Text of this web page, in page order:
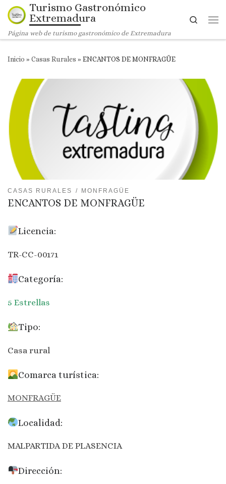
Saltar al contenido
Turismo Gastronómico
Extremadura
Página web de turismo gastronómico de Extremadura
Search
Inicio » Casas Rurales » ENCANTOS DE MONFRAGÜE
CASAS RURALES MONFRAGÜE
ENCANTOS DE MONFRAGÜE
Licencia:
TR-CC-00171
Categoría:
5 Estrellas
Tipo:
Casa rural
Comarca turística:
MONFRAGÜE
Localidad:
MALPARTIDA DE PLASENCIA
Dirección: